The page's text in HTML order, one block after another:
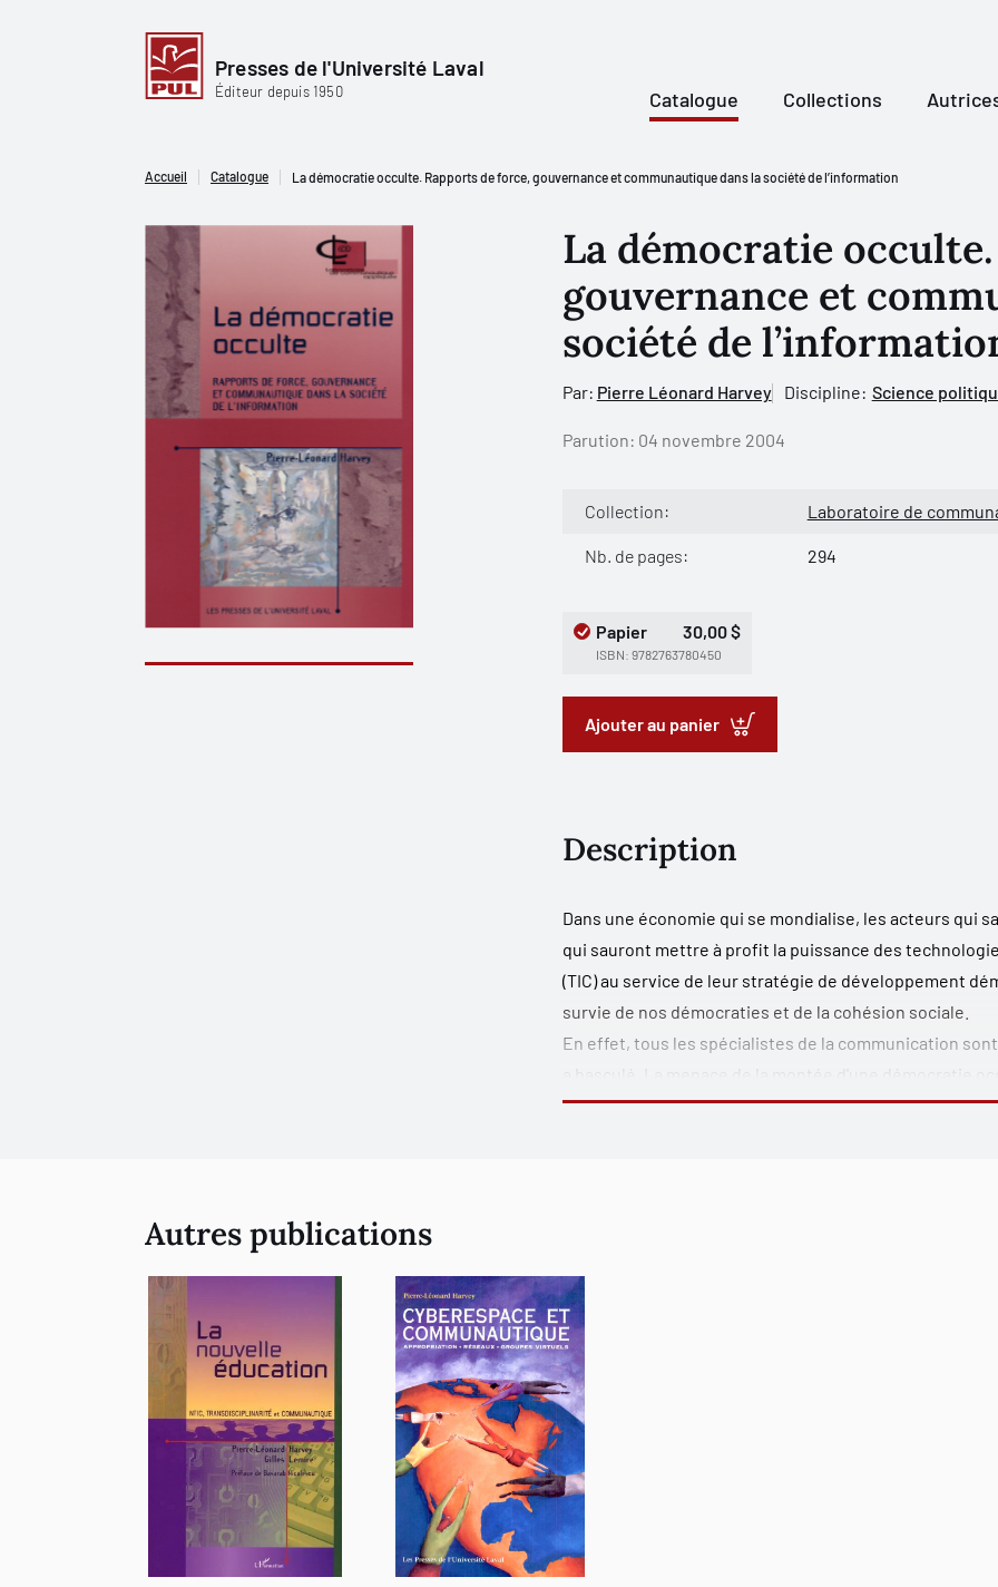
Presses de l'Université Laval
Éditeur depuis 1950 Catalogue Collections
Accueil Catalogue La démocratie occulte. Rapports de force, gouvernance et communautique dans la société de l’information
La démocratie
gouvernance et
société de
Par: Pierre Léonard Harvey Discipline: Science
Parution: 04 novembre 2004
Collection: Laboratoire de
Nb. de pages: 294
Papier 30,00 $
ISBN: 9782763780450
Ajouter au panier
Description
Dans une économie qui se mondialise, les acteurs qui
qui sauront mettre à profit la puissance des
(TIC) au service de leur stratégie de développement
survie de nos démocraties et de la cohésion sociale.
En effet, tous les spécialistes de la communication
autoritaires des puissants exaltent la sécurité d'État
nous nommons pour les protéger et les promouvoir.
Voici un ouvrage en forme de diagnostic qui permettra
la nature vertigineuse des rapports de force dans la
enjeux s'articule dans des métaphores systémiques
principales forces en présence dans la société en
Le lecteur apprendra à faire une lecture approfondie
organisationnelles reliées aux médias et aux TIC dans
exproprier le citoyen de ses droits les plus
Forts d'une approche communicationnelle solide et
Autres publications